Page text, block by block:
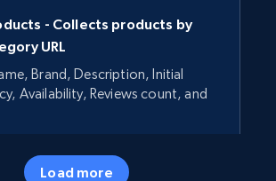
- Collects products by
URL
Brand, Description, Initial
Availability, Reviews count, and
5.7K+ Comenzar ahora
Load more